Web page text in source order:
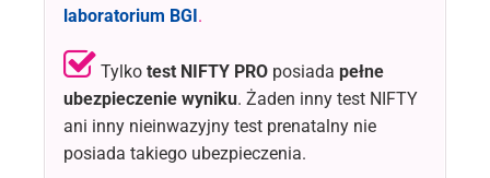
laboratorium BGI .
Tylko test NIFTY PRO posiada pełne
ubezpieczenie wyniku. Żaden inny test NIFTY
ani inny nieinwazyjny test prenatalny nie
posiada takiego ubezpieczenia.